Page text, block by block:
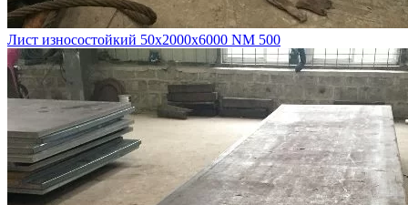
Лист износостойкий 50х2000х6000 NM 500